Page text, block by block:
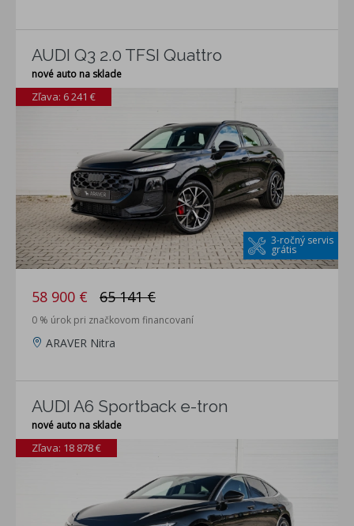
AUDI Q3 2.0 TFSI Quattro
nové auto na sklade
3-ročný servis
grátis
Zľava: 6 241 €
58 900 € 65 141 €
0 % úrok pri značkovom financovaní
ARAVER Nitra
AUDI A6 Sportback e-tron
nové auto na sklade
Zľava: 18 878 €